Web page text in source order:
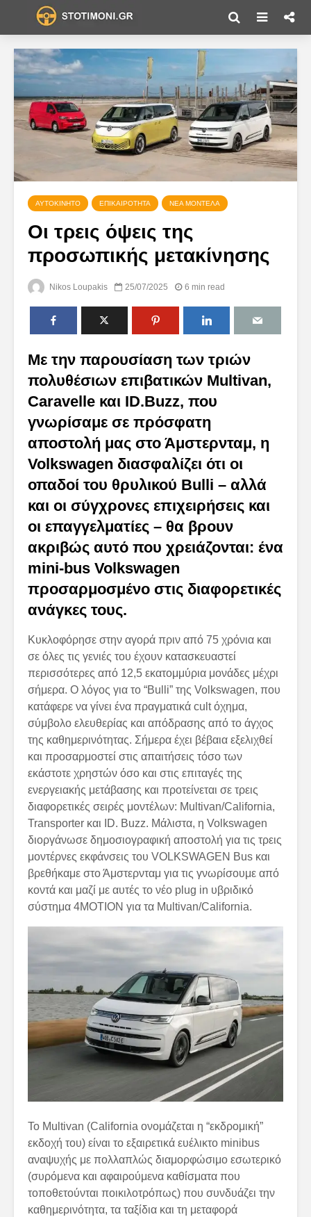
ΑΥΤΟΚΊΝΗΤΟ ΕΠΙΚΑΙΡΌΤΗΤΑ ΝΈΑ ΜΟΝΤΈΛΑ
Οι τρεις όψεις της
προσωπικής μετακίνησης
Nikos Loupakis 25/07/2025 6 min read
Mε την παρουσίαση των τριών
πολυθέσιων επιβατικών Multivan,
Caravelle και ID.Buzz, που
γνωρίσαμε σε πρόσφατη
αποστολή μας στο Άμστερνταμ, η
Volkswagen διασφαλίζει ότι οι
οπαδοί του θρυλικού Bulli – αλλά
και οι σύγχρονες επιχειρήσεις και
οι επαγγελματίες – θα βρουν
ακριβώς αυτό που χρειάζονται: ένα
mini-bus Volkswagen
προσαρμοσμένο στις διαφορετικές
ανάγκες τους.
Κυκλοφόρησε στην αγορά πριν από 75 χρόνια και
σε όλες τις γενιές του έχουν κατασκευαστεί
περισσότερες από 12,5 εκατομμύρια μονάδες μέχρι
σήμερα. Ο λόγος για το “Bulli” της Volkswagen, που
κατάφερε να γίνει ένα πραγματικά cult όχημα,
σύμβολο ελευθερίας και απόδρασης από το άγχος
της καθημερινότητας. Σήμερα έχει βέβαια εξελιχθεί
και προσαρμοστεί στις απαιτήσεις τόσο των
εκάστοτε χρηστών όσο και στις επιταγές της
ενεργειακής μετάβασης και προτείνεται σε τρεις
διαφορετικές σειρές μοντέλων: Multivan/California,
Transporter και ID. Buzz. Μάλιστα, η Volkswagen
διοργάνωσε δημοσιογραφική αποστολή για τις τρεις
μοντέρνες εκφάνσεις του VOLKSWAGEN Bus και
βρεθήκαμε στο Άμστερνταμ για τις γνωρίσουμε από
κοντά και μαζί με αυτές το νέο plug in υβριδικό
σύστημα 4MOTION για τα Multivan/California.
Το Multivan (California ονομάζεται η “εκδρομική”
εκδοχή του) είναι το εξαιρετικά ευέλικτο minibus
αναψυχής με πολλαπλώς διαμορφώσιμο εσωτερικό
(συρόμενα και αφαιρούμενα καθίσματα που
τοποθετούνται ποικιλοτρόπως) που συνδυάζει την
καθημερινότητα, τα ταξίδια και τη μεταφορά